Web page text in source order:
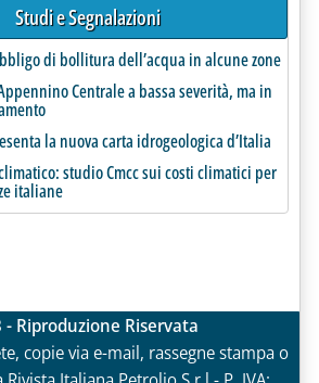
Studi e Segnalazioni
di bollitura dell’acqua in alcune zone
Centrale a bassa severità, ma in
la nuova carta idrogeologica d’Italia
studio Cmcc sui costi climatici per
italiane
Riproduzione Riservata
copie via e-mail, rassegne stampa o